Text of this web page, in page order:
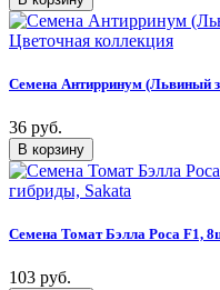
Семена Антирринум (Львиный
36 руб.
Семена Томат Бэлла Роса F1,
103 руб.